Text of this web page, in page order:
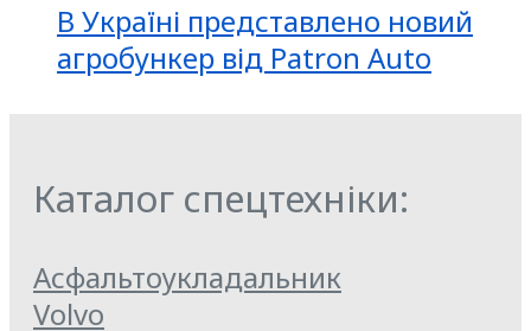
В Україні представлено новий
агробункер від Patron Auto
Каталог спецтехніки:
Асфальтоукладальник
Volvo